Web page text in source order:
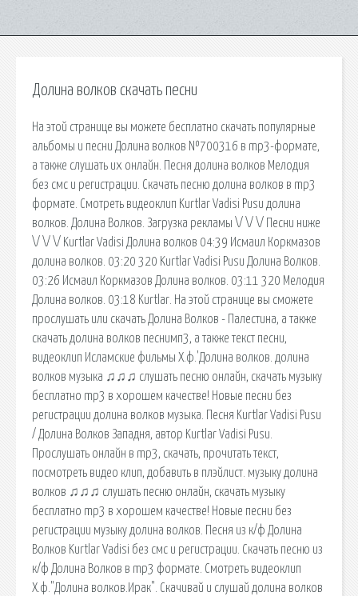
Долина волков скачать песни
На этой странице вы можете бесплатно скачать популярные
альбомы и песни Долина волков №700316 в mp3-формате,
а также слушать их онлайн. Песня долина волков Мелодия
без смс и регистрации. Скачать песню долина волков в mp3
формате. Смотреть видеоклип Kurtlar Vadisi Pusu долина
волков. Долина Волков. Загрузка рекламы \/ \/ \/ Песни ниже
\/ \/ \/ Kurtlar Vadisi Долина волков 04:39 Исмаил Коркмазов
долина волков. 03:20 320 Kurtlar Vadisi Pusu Долина Волков.
03:26 Исмаил Коркмазов Долина волков. 03:11 320 Мелодия
Долина волков. 03:18 Kurtlar. На этой странице вы сможете
прослушать или скачать Долина Волков - Палестина, а также
скачать долина волков песнимп3, а также текст песни,
видеоклип Исламские фильмы Х.ф.'Долина волков. долина
волков музыка ♫♫♫ слушать песню онлайн, скачать музыку
бесплатно mp3 в хорошем качестве! Новые песни без
регистрации долина волков музыка. Песня Kurtlar Vadisi Pusu
/ Долина Волков Западня, автор Kurtlar Vadisi Pusu.
Прослушать онлайн в mp3, скачать, прочитать текст,
посмотреть видео клип, добавить в плэйлист. музыку долина
волков ♫♫♫ слушать песню онлайн, скачать музыку
бесплатно mp3 в хорошем качестве! Новые песни без
регистрации музыку долина волков. Песня из к/ф Долина
Волков Kurtlar Vadisi без смс и регистрации. Скачать песню из
к/ф Долина Волков в mp3 формате. Смотреть видеоклип
Х.ф."Долина волков.Ирак". Скачивай и слушай долина волков